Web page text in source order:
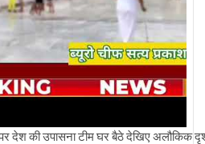
पर देश की उपासना टीम घर बैठे देखिए अलौकिक